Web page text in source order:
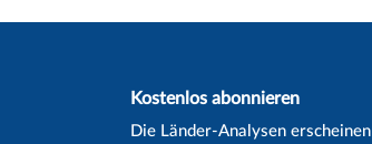
Kostenlos abonnieren
Die Länder-Analysen erscheinen